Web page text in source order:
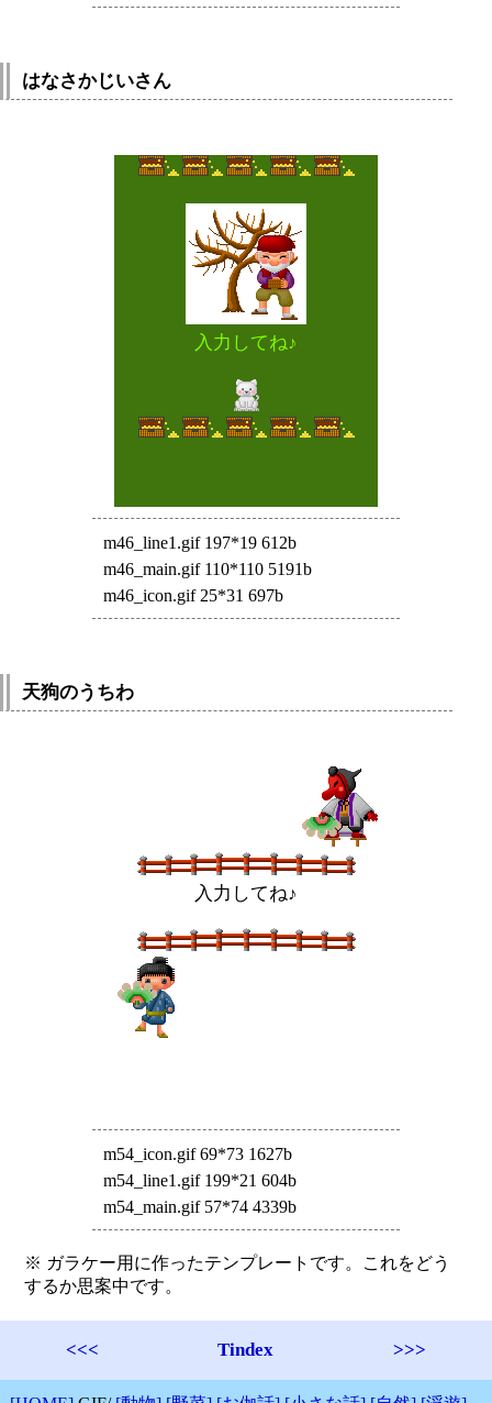
はなさかじいさん
入力してね♪
m46_line1.gif 197*19 612b
m46_main.gif 110*110 5191b
m46_icon.gif 25*31 697b
天狗のうちわ
入力してね♪
m54_icon.gif 69*73 1627b
m54_line1.gif 199*21 604b
m54_main.gif 57*74 4339b
※ ガラケー用に作ったテンプレートです。これをどう
するか思案中です。
<<< Tindex >>>